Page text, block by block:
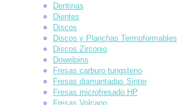
Dentinas
Dientes
Discos
Discos y Planchas Termoformables
Discos Zirconio
Dowelpins
Fresas carburo tungsteno
Fresas diamantadas Sinter
Fresas microfresado HP
Fresas Volcano